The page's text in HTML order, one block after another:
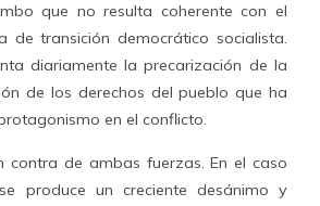
que no resulta coherente con el
de transición democrático socialista.
diariamente la precarización de la
de los derechos del pueblo que ha
en el conflicto.
contra de ambas fuerzas. En el caso
produce un creciente desánimo y